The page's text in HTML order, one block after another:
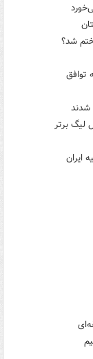
شد؟
توافق
شدند
برتر
ایران